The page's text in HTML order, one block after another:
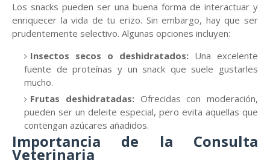
Los snacks pueden ser una buena forma de interactuar y
enriquecer la vida de tu erizo. Sin embargo, hay que ser
prudentemente selectivo. Algunas opciones incluyen:
Insectos secos o deshidratados: Una excelente
fuente de proteínas y un snack que suele gustarles
mucho.
Frutas deshidratadas:Ofrecidas con moderación,
pueden ser un deleite especial, pero evita aquellas que
contengan azúcares añadidos.
Importancia de la Consulta
Veterinaria